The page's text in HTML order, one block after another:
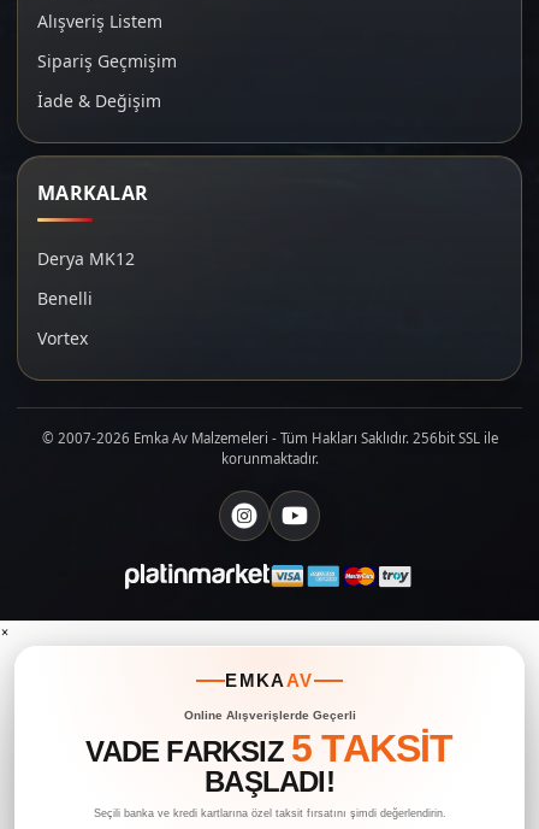
Alışveriş Listem
Sipariş Geçmişim
İade & Değişim
MARKALAR
Derya MK12
Benelli
Vortex
© 2007-2026 Emka Av Malzemeleri - Tüm Hakları Saklıdır. 256bit SSL ile
korunmaktadır.
×
EMKAAV
Online Alışverişlerde Geçerli
VADE FARKSIZ 5 TAKSİT
BAŞLADI!
Seçili banka ve kredi kartlarına özel taksit fırsatını şimdi değerlendirin.